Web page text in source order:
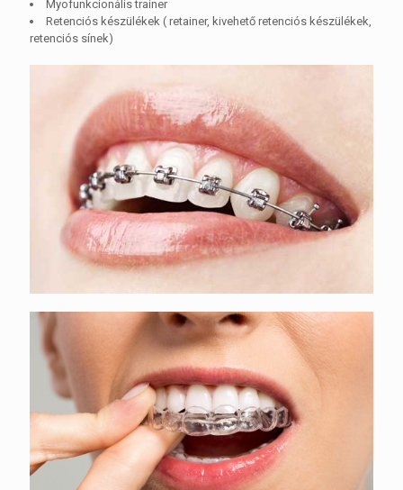
Myofunkcionális trainer
Retenciós készülékek ( retainer, kivehető retenciós készülékek,
retenciós sínek)